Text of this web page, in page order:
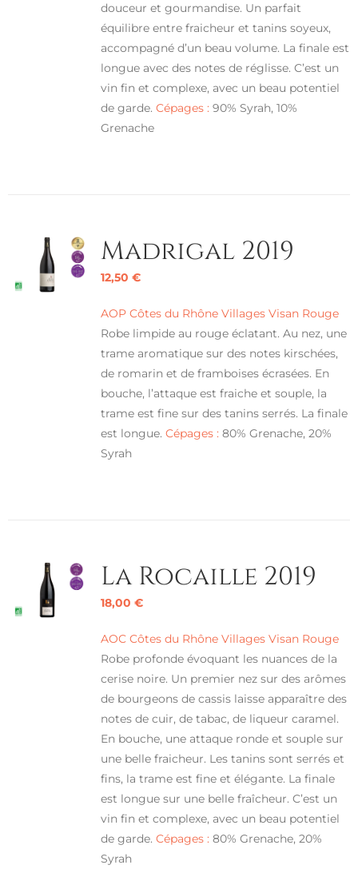
douceur et gourmandise. Un parfait
équilibre entre fraicheur et tanins soyeux,
accompagné d’un beau volume. La finale est
longue avec des notes de réglisse. C’est un
vin fin et complexe, avec un beau potentiel
de garde. Cépages : 90% Syrah, 10%
Grenache
Madrigal 2019
12,50 €
AOP Côtes du Rhône Villages Visan Rouge
Robe limpide au rouge éclatant. Au nez, une
trame aromatique sur des notes kirschées,
de romarin et de framboises écrasées. En
bouche, l’attaque est fraiche et souple, la
trame est fine sur des tanins serrés. La finale
est longue. Cépages : 80% Grenache, 20%
Syrah
La Rocaille 2019
18,00 €
AOC Côtes du Rhône Villages Visan Rouge
Robe profonde évoquant les nuances de la
cerise noire. Un premier nez sur des arômes
de bourgeons de cassis laisse apparaître des
notes de cuir, de tabac, de liqueur caramel.
En bouche, une attaque ronde et souple sur
une belle fraicheur. Les tanins sont serrés et
fins, la trame est fine et élégante. La finale
est longue sur une belle fraîcheur. C’est un
vin fin et complexe, avec un beau potentiel
de garde. Cépages : 80% Grenache, 20%
Syrah